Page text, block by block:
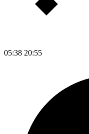
05:38 20:55